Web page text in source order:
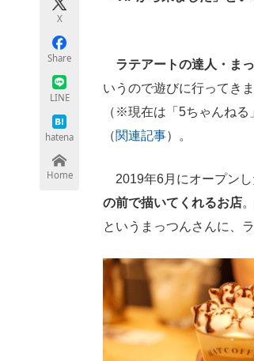
X
Share
LINE
hatena
Home
ラテアートの達人・ま
いうので遊びに行ってき
（※現在は「5ちゃんね
（関連記事）。
2019年6月にオープンし
の前で描いてくれるお店
というまっつんさんに、